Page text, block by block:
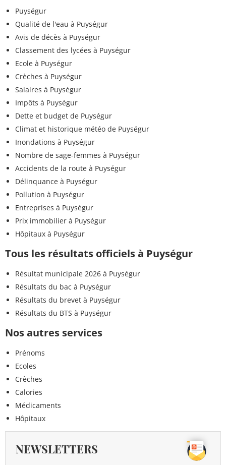
Puységur
Qualité de l'eau à Puységur
Avis de décès à Puységur
Classement des lycées à Puységur
Ecole à Puységur
Crèches à Puységur
Salaires à Puységur
Impôts à Puységur
Dette et budget de Puységur
Climat et historique météo de Puységur
Inondations à Puységur
Nombre de sage-femmes à Puységur
Accidents de la route à Puységur
Délinquance à Puységur
Pollution à Puységur
Entreprises à Puységur
Prix immobilier à Puységur
Hôpitaux à Puységur
Tous les résultats officiels à Puységur
Résultat municipale 2026 à Puységur
Résultats du bac à Puységur
Résultats du brevet à Puységur
Résultats du BTS à Puységur
Nos autres services
Prénoms
Ecoles
Crèches
Calories
Médicaments
Hôpitaux
NEWSLETTERS